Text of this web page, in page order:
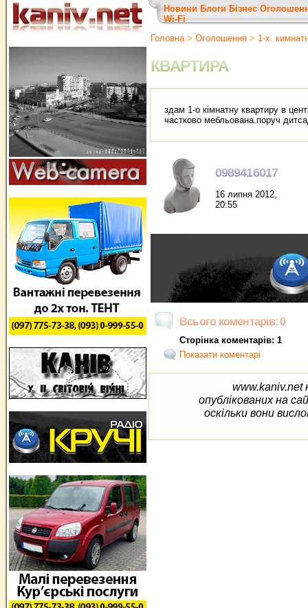
Новини Блоги Бізнес
Wi-Fi
Головна> Оголошення > 1-х.
КВАРТИРА
здам 1-о кімнатну квартиру в
частково мебльована.поруч
0989416017
16 липня 2012,
20:55
Всього коментарів: 0
Сторінка коментарів: 1
Показати коментарі
www.kaniv.net
опублікованих на
оскільки вони